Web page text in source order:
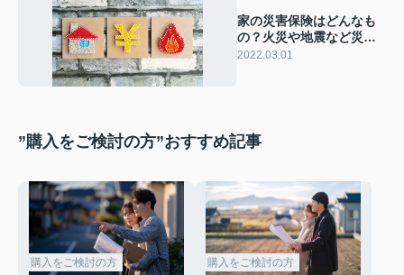
家の災害保険はどんなも
の？火災や地震など災害
時の必要性を解説！
2022.03.01
”購入をご検討の方”おすすめ記事
購入をご検討の方 購入をご検討の方